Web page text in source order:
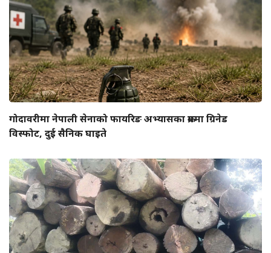
गोदावरीमा नेपाली सेनाको फायरिङ अभ्यासका क्रममा ग्रिनेड
विस्फोट, दुई सैनिक घाइते